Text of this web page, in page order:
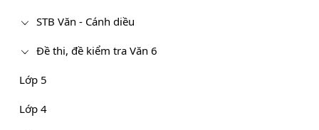
STB Văn - Cánh diều
Đề thi, đề kiểm tra Văn 6
Lớp 5
Lớp 4